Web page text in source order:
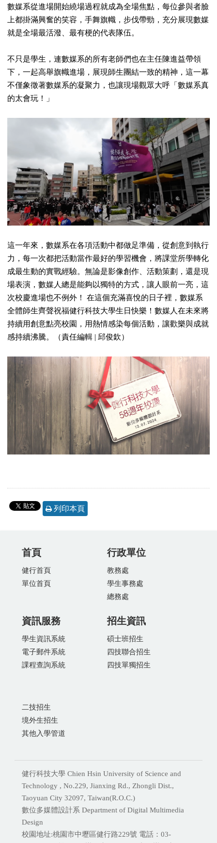
數媒系從進場開始繞場過程就成為全場焦點，每位參與者臉
上都掛滿興奮的笑容，手舞旗幟，步伐帶勁，充分展現數媒
就是全場最活潑、最有梗的代表隊伍。
不只是學生，連數媒系的所有老師們也在主任陳進益帶領
下，一起高舉旗幟進場，展現師生團結一致的精神，這一幕
不僅象徵著數媒系的凝聚力，也讓現場觀眾大呼「數媒系真
的太會玩！」
這一年來，數媒系在各項活動中都做足準備，從創意到執行
力，每一次都把活動當作最好的學習機會，將課堂所學轉化
成最生動的實戰經驗。無論是影像創作、活動策劃，還是現
場表演，數媒人總是能夠以獨特的方式，讓人眼前一亮，這
次校慶進場也不例外！ 在這個充滿喜悅的日子裡，數媒系
全體師生齊聲祝福健行科技大學生日快樂！數媒人在未來將
持續用創意點亮校園，用熱情感染每個活動，讓歡樂與成就
感持續沸騰。（責任編輯 | 邱俊欽）
列印本頁
首頁
健行首頁
單位首頁
行政單位
教務處
學生事務處
總務處
資訊服務
學生資訊系統
電子郵件系統
課程查詢系統
招生資訊
碩士班招生
四技聯合招生
四技單獨招生
二技招生
境外生招生
其他入學管道
健行科技大學 Chien Hsin University of Science and
Technology , No.229, Jianxing Rd., Zhongli Dist.,
Taoyuan City 32097, Taiwan(R.O.C.)
數位多媒體設計系 Department of Digital Multimedia
Design
校園地址:桃園市中壢區健行路229號 電話：03-